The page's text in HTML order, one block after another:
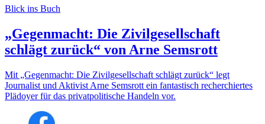
Blick ins Buch
„Gegenmacht: Die Zivilgesellschaft
schlägt zurück“ von Arne Semsrott
Mit „Gegenmacht: Die Zivilgesellschaft schlägt zurück“ legt
Journalist und Aktivist Arne Semsrott ein fantastisch recherchiertes
Plädoyer für das privatpolitische Handeln vor.